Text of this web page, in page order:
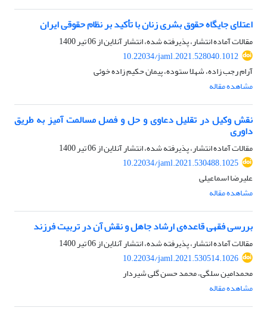
اعتلای جایگاه حقوق بشری زنان با تأکید بر نظام حقوقی ایران
مقالات آماده انتشار، پذیرفته شده، انتشار آنلاین از06 تیر 1400
10.22034/jaml.2021.528040.1012
آرام رجب زاده، شهلا ستوده، پیمان حکیم زاده خوئی
مشاهده مقاله
نقش وکیل در تقلیل دعاوی و حل و فصل مسالمت آمیز به طریق
داوری
مقالات آماده انتشار، پذیرفته شده، انتشار آنلاین از06 تیر 1400
10.22034/jaml.2021.530488.1025
علیرضا اسماعیلی
مشاهده مقاله
بررسی فقهی قاعده‌ی ارشاد جاهل و نقش آن در تربیت فرزند
مقالات آماده انتشار، پذیرفته شده، انتشار آنلاین از06 تیر 1400
10.22034/jaml.2021.530514.1026
محمدامین سلگی، محمد حسن گلی شیردار
مشاهده مقاله